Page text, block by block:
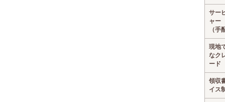
サー
ャー
（手
現地
なク
ード
領収
イス